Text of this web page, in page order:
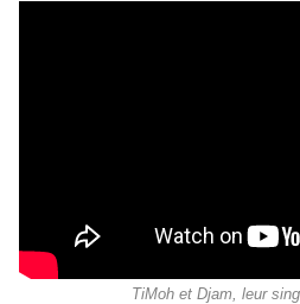
TiMoh et Djam, leur